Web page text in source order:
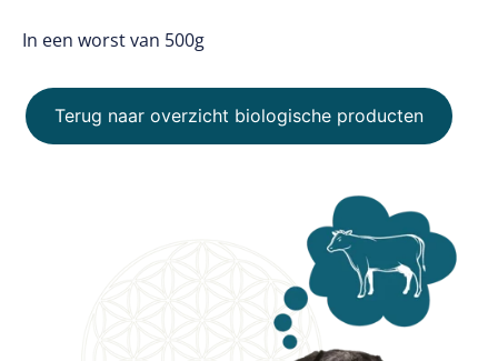
In een worst van 500g
Terug naar overzicht biologische producten